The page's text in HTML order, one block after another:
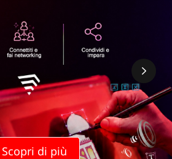
Scopri di più